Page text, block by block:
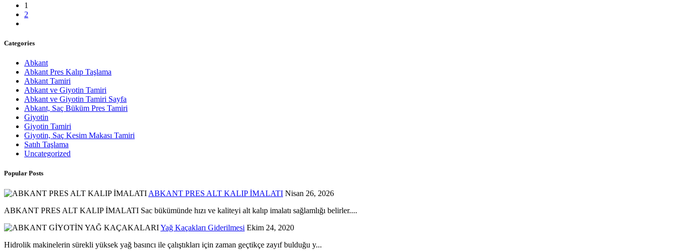
1
2
Categories
Abkant
Abkant Pres Kalıp Taşlama
Abkant Tamiri
Abkant ve Giyotin Tamiri
Abkant ve Giyotin Tamiri Sayfa
Abkant, Saç Büküm Pres Tamiri
Giyotin
Giyotin Tamiri
Giyotin, Saç Kesim Makası Tamiri
Satıh Taşlama
Uncategorized
Popular Posts
ABKANT PRES ALT KALIP İMALATI Nisan 26, 2026
ABKANT PRES ALT KALIP İMALATI Sac bükümünde hızı ve kaliteyi alt kalıp imalatı sağlamlığı belirler....
Yağ Kaçakları Giderilmesi Ekim 24, 2020
Hidrolik makinelerin sürekli yüksek yağ basıncı ile çalıştıkları için zaman geçtikçe zayıf bulduğu y...